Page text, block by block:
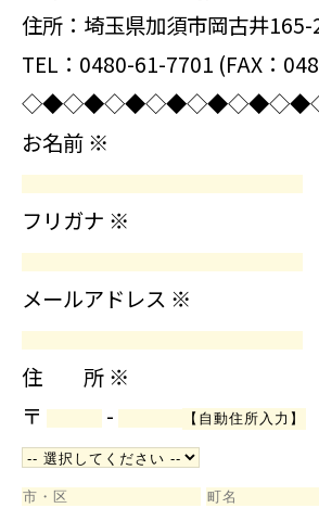
住所：埼玉県加須市岡古井165-
TEL：0480-61-7701 (FAX：
お名前 ※
フリガナ ※
メールアドレス ※
住 所 ※
〒
-